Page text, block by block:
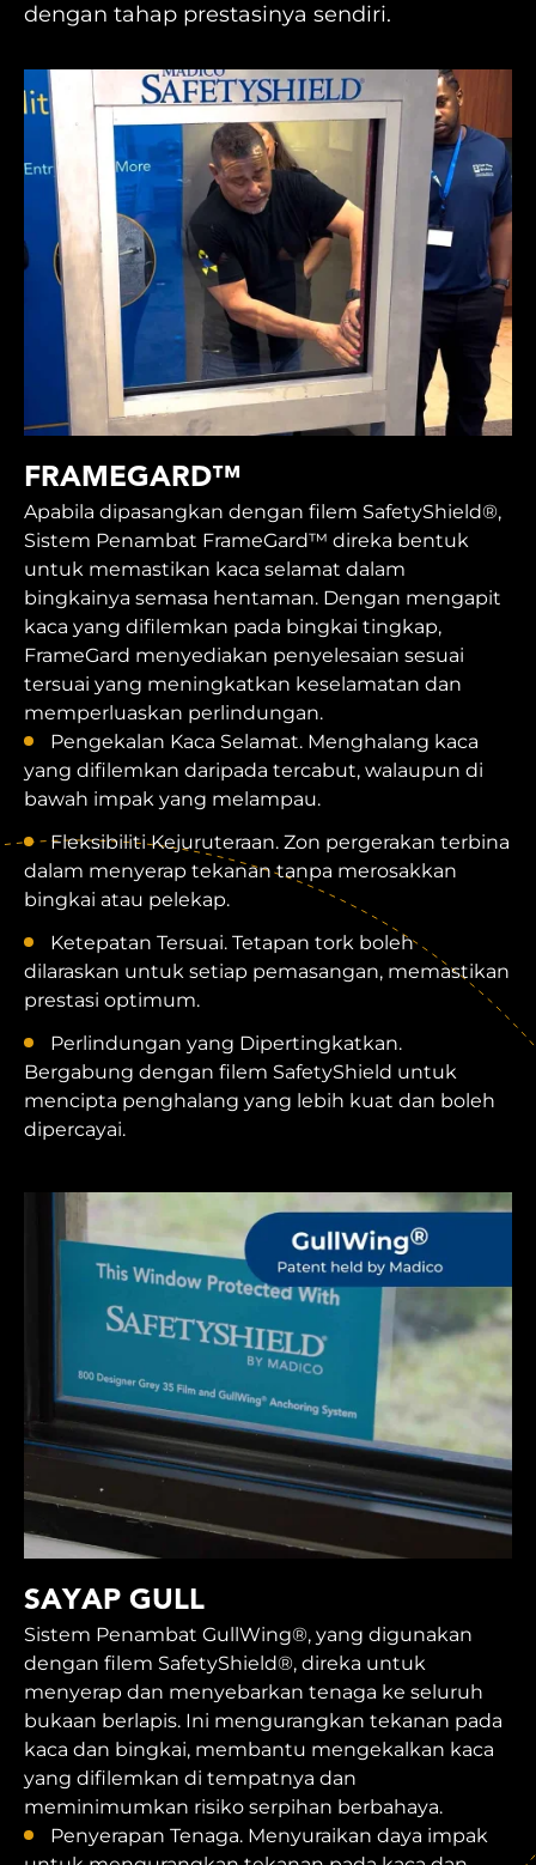
dengan tahap prestasinya sendiri.
FRAMEGARD™
Apabila dipasangkan dengan filem SafetyShield®,
Sistem Penambat FrameGard™ direka bentuk
untuk memastikan kaca selamat dalam
bingkainya semasa hentaman. Dengan mengapit
kaca yang difilemkan pada bingkai tingkap,
FrameGard menyediakan penyelesaian sesuai
tersuai yang meningkatkan keselamatan dan
memperluaskan perlindungan.
Pengekalan Kaca Selamat. Menghalang kaca
yang difilemkan daripada tercabut, walaupun di
bawah impak yang melampau.
Fleksibiliti Kejuruteraan. Zon pergerakan terbina
dalam menyerap tekanan tanpa merosakkan
bingkai atau pelekap.
Ketepatan Tersuai. Tetapan tork boleh
dilaraskan untuk setiap pemasangan, memastikan
prestasi optimum.
Perlindungan yang Dipertingkatkan.
Bergabung dengan filem SafetyShield untuk
mencipta penghalang yang lebih kuat dan boleh
dipercayai.
SAYAP GULL
Sistem Penambat GullWing®, yang digunakan
dengan filem SafetyShield®, direka untuk
menyerap dan menyebarkan tenaga ke seluruh
bukaan berlapis. Ini mengurangkan tekanan pada
kaca dan bingkai, membantu mengekalkan kaca
yang difilemkan di tempatnya dan
meminimumkan risiko serpihan berbahaya.
Penyerapan Tenaga. Menyuraikan daya impak